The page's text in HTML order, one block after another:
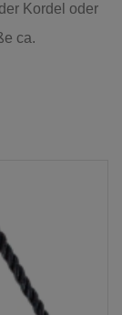
Kordel oder
ca.